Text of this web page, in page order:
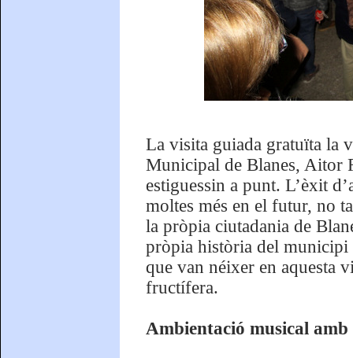
La visita guiada gratuïta la
Municipal de Blanes, Aitor
estiguessin a punt. L’èxit
moltes més en el futur, no
la pròpia ciutadania de
pròpia història del municipi
que van néixer en aquesta
fructífera.
Ambientació musical